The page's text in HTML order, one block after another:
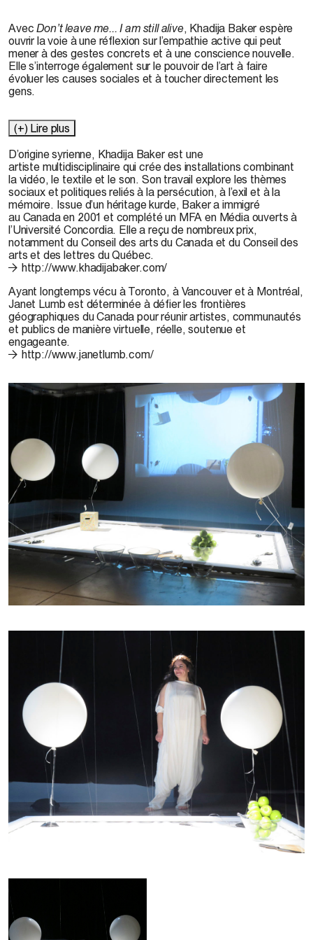
AvecDon’t leave me... I am still alive, Khadija Baker espère
ouvrir la voie à une réflexion sur l’empathie active qui peut
mener à des gestes concrets et à une conscience nouvelle.
Elle s’interroge également sur le pouvoir de l’art à faire
évoluer les causes sociales et à toucher directement les
gens.
(+) Lire plus
D’origine syrienne, Khadija Bakerest une
artiste multidisciplinaire qui crée des installations combinant
la vidéo, le textile et le son. Son travail explore les thèmes
sociaux et politiques reliés à la persécution, à l’exil et à la
mémoire. Issue d’un héritage kurde, Baker a immigré
au Canada en 2001 et complété un MFA en Média ouverts à
l’Université Concordia. Elle a reçu de nombreux prix,
notamment du Conseil des arts du Canada et du Conseil des
arts et des lettres du Québec.
http://www.khadijabaker.com/
Ayant longtemps vécu à Toronto, à Vancouver et à Montréal,
Janet Lumb est déterminée à défier les frontières
géographiques du Canada pour réunir artistes, communautés
et publics de manière virtuelle, réelle, soutenue et
engageante.
http://www.janetlumb.com/